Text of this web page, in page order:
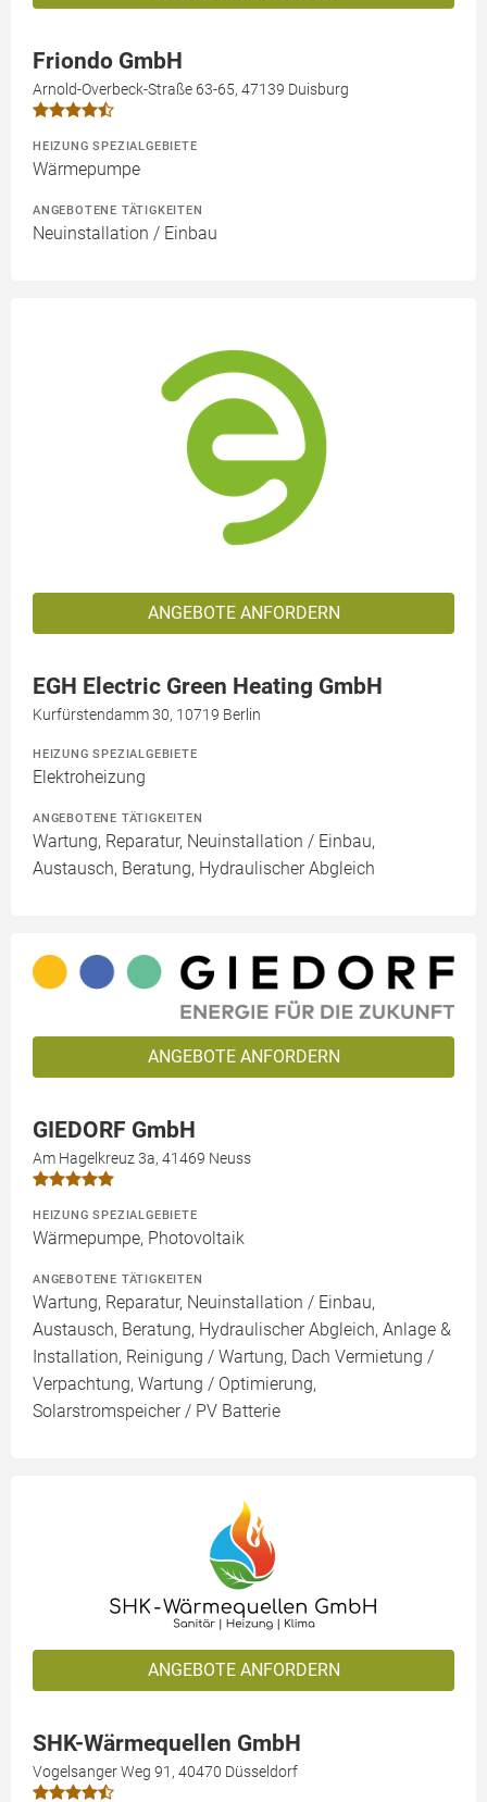
Friondo GmbH
Arnold-Overbeck-Straße 63-65, 47139 Duisburg
HEIZUNG SPEZIALGEBIETE
Wärmepumpe
ANGEBOTENE TÄTIGKEITEN
Neuinstallation / Einbau
ANGEBOTE ANFORDERN
EGH Electric Green Heating GmbH
Kurfürstendamm 30, 10719 Berlin
HEIZUNG SPEZIALGEBIETE
Elektroheizung
ANGEBOTENE TÄTIGKEITEN
Wartung, Reparatur, Neuinstallation / Einbau,
Austausch, Beratung, Hydraulischer Abgleich
ANGEBOTE ANFORDERN
GIEDORF GmbH
Am Hagelkreuz 3a, 41469 Neuss
HEIZUNG SPEZIALGEBIETE
Wärmepumpe, Photovoltaik
ANGEBOTENE TÄTIGKEITEN
Wartung, Reparatur, Neuinstallation / Einbau,
Austausch, Beratung, Hydraulischer Abgleich, Anlage &
Installation, Reinigung / Wartung, Dach Vermietung /
Verpachtung, Wartung / Optimierung,
Solarstromspeicher / PV Batterie
ANGEBOTE ANFORDERN
SHK-Wärmequellen GmbH
Vogelsanger Weg 91, 40470 Düsseldorf